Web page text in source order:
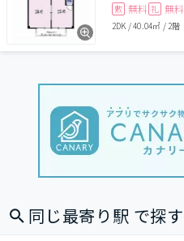
敷 無料 礼 無料
2DK /40.04㎡ / 2階
同じ最寄り駅 で探す